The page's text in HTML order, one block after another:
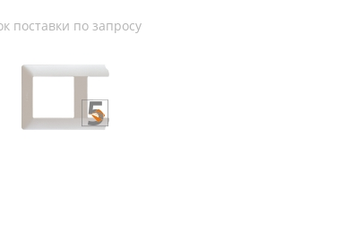
поставки по запросу